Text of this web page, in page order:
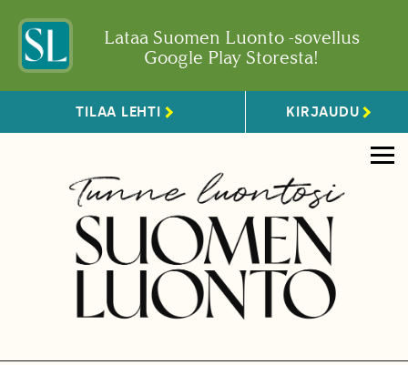
Lataa Suomen Luonto -sovellus
Google Play Storesta!
TILAA LEHTI KIRJAUDU